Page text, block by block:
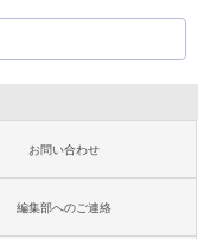
お問い合わせ
編集部へのご連絡